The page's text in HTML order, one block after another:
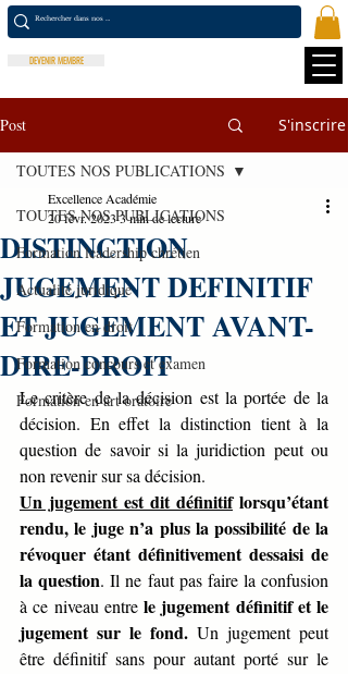
DEVENIR MEMBRE
Post S'inscrire
TOUTES NOS PUBLICATIONS
Formation leadership chrétien
Actualité juridique
Formation en droit
Formation concours et examen
Formation en art oratoire
TOUTES NOS PUBLICATIONS
DISTINCTION
JUGEMENT DEFINITIF
ET JUGEMENT AVANT-
DIRE-DROIT
Excellence Académie
20 févr. 20233 min de lecture
Le critère de la décision est la portée de la
décision. En effet la distinction tient à la
question de savoir si la juridiction peut ou
non revenir sur sa décision.
Un jugement est dit définitif lorsqu’étant
rendu, le juge n’a plus la possibilité de la
révoquer étant définitivement dessaisi de
la question. Il ne faut pas faire la confusion
à ce niveau entre le jugement définitif et le
jugement sur le fond. Un jugement peut
être définitif sans pour autant porté sur le